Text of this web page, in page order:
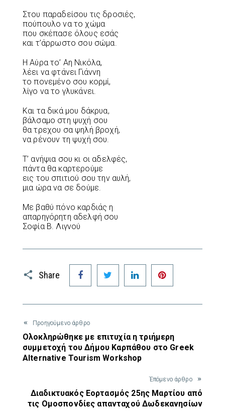
Στου παραδείσου τις δροσιές,
πούπουλο να το χώμα
που σκέπασε όλους εσάς
και τ’άρρωστο σου σώμα.
Η Αύρα το’ Αη Νικόλα,
λέει να φτάνει Γιάννη
το πονεμένο σου κορμί,
λίγο να το γλυκάνει.
Και τα δικά μου δάκρυα,
βάλσαμο στη ψυχή σου
θα τρεχου σα ψηλή βροχή,
να ρένουν τη ψυχή σου.
Τ’ ανήψια σου κι οι αδελφές,
πάντα θα καρτερούμε
εις του σπιτιού σου την αυλή,
μια ώρα να σε δούμε.
Με βαθύ πόνο καρδιάς η
απαρηγόρητη αδελφή σου
Σοφία Β. Λιγνού
Share
Facebook Twitter LinkedIn
Προηγούμενο άρθρο
Ολοκληρώθηκε με επιτυχία η τριήμερη
συμμετοχή του Δήμου Καρπάθου στο Greek
Alternative Tourism Workshop
Έπόμενο άρθρο
Διαδικτυακός Εορτασμός 25ης Μαρτίου από
τις Ομοσπονδίες απανταχού Δωδεκανησίων